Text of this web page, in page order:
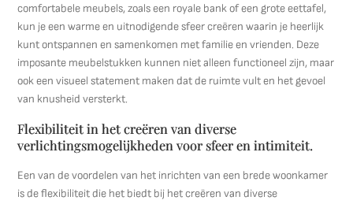
comfortabele meubels, zoals een royale bank of een grote eettafel,
kun je een warme en uitnodigende sfeer creëren waarin je heerlijk
kunt ontspannen en samenkomen met familie en vrienden. Deze
imposante meubelstukken kunnen niet alleen functioneel zijn, maar
ook een visueel statement maken dat de ruimte vult en het gevoel
van knusheid versterkt.
Flexibiliteit in het creëren van diverse
verlichtingsmogelijkheden voor sfeer en intimiteit.
Een van de voordelen van het inrichten van een brede woonkamer
is de flexibiliteit die het biedt bij het creëren van diverse